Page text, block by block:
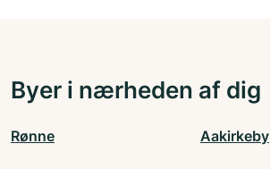
Byer i nærheden af dig
Rønne Aakirkeby